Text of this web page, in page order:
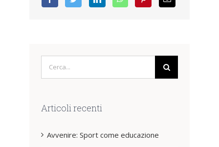
Cerca
per:
Articoli recenti
Avvenire: Sport come educazione